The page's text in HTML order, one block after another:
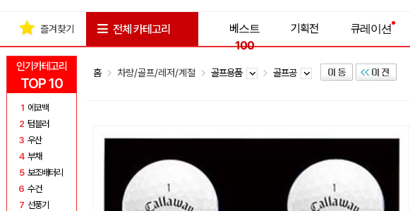
1 선풍기
인기카테고리
TOP 10
1 에코백
2 텀블러
3 우산
4 부채
5 보조배터리
6 수건
7 선풍기
즐겨찾기 전체 카테고리
베스트
100
기획전 큐레이션
홈 차량/골프/레저/계절 골프용품 골프공